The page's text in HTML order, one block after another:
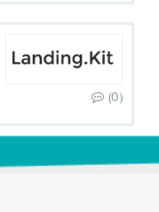
(0)